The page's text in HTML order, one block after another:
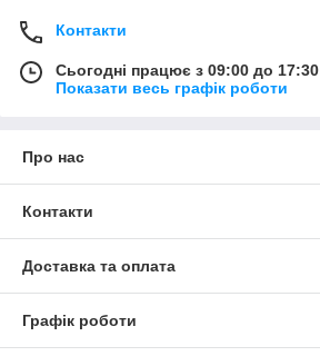
Контакти
Сьогодні працює з 09:00 до 17:30
Показати весь графік роботи
Про нас
Контакти
Доставка та оплата
Графік роботи